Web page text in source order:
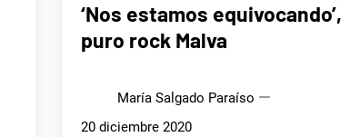
‘Nos estamos equivocando’,
puro rock Malva
María Salgado Paraíso
20 diciembre 2020